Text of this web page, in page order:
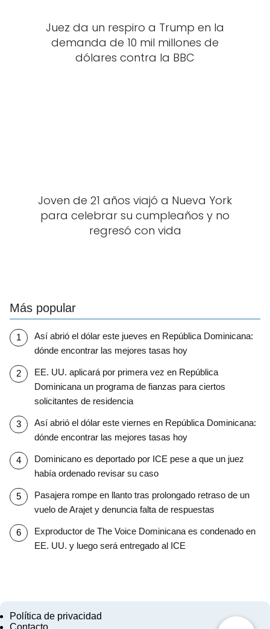
Juez da un respiro a Trump en la
demanda de 10 mil millones de
dólares contra la BBC
Joven de 21 años viajó a Nueva York
para celebrar su cumpleaños y no
regresó con vida
Más popular
Así abrió el dólar este jueves en República Dominicana:
dónde encontrar las mejores tasas hoy
EE. UU. aplicará por primera vez en República
Dominicana un programa de fianzas para ciertos
solicitantes de residencia
Así abrió el dólar este viernes en República Dominicana:
dónde encontrar las mejores tasas hoy
Dominicano es deportado por ICE pese a que un juez
había ordenado revisar su caso
Pasajera rompe en llanto tras prolongado retraso de un
vuelo de Arajet y denuncia falta de respuestas
Exproductor de The Voice Dominicana es condenado en
EE. UU. y luego será entregado al ICE
Política de privacidad
Contacto